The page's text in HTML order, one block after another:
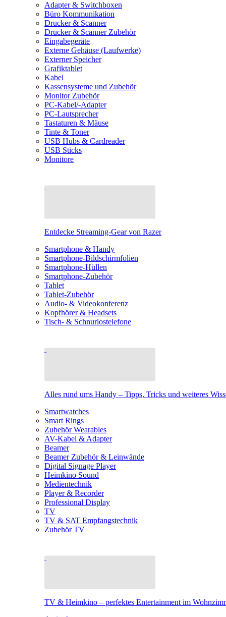
Adapter & Switchboxen
Büro Kommunikation
Drucker & Scanner
Drucker & Scanner Zubehör
Eingabegeräte
Externe Gehäuse (Laufwerke)
Externer Speicher
Grafiktablet
Kabel
Kassensysteme und Zubehör
Monitor Zubehör
PC-Kabel/-Adapter
PC-Lautsprecher
Tastaturen & Mäuse
Tinte & Toner
USB Hubs & Cardreader
USB Sticks
Monitore
Entdecke Streaming-Gear von Razer
Smartphone & Handy
Smartphone-Bildschirmfolien
Smartphone-Hüllen
Smartphone-Zubehör
Tablet
Tablet-Zubehör
Audio- & Videokonferenz
Kopfhörer & Headsets
Tisch- & Schnurlostelefone
Alles rund ums Handy – Tipps, Tricks und weiteres
Smartwatches
Smart Rings
Zubehör Wearables
AV-Kabel & Adapter
Beamer
Beamer Zubehör & Leinwände
Digital Signage Player
Heimkino Sound
Medientechnik
Player & Recorder
Professional Display
TV
TV & SAT Empfangstechnik
Zubehör TV
TV & Heimkino – perfektes Entertainment im